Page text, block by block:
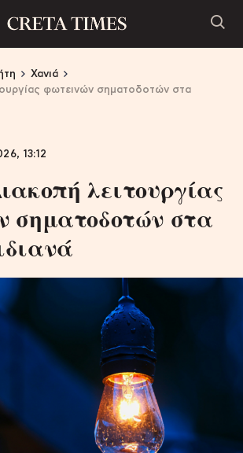
Χανιά
φωτεινών σηματοδοτών στα
13:12
λειτουργίας
σηματοδοτών στα